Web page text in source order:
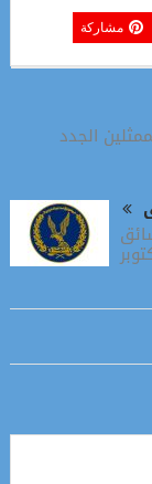
مشاركة
الجدد